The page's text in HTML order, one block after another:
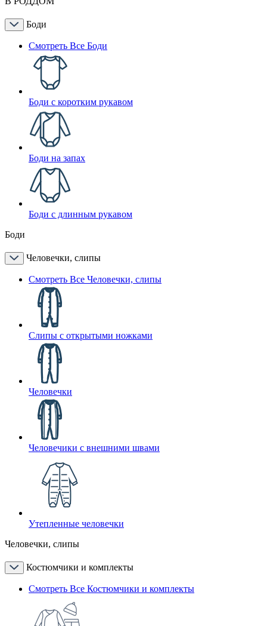
Боди
Смотреть Все Боди
Боди с коротким рукавом
Боди на запах
Боди с длинным рукавом
Боди
Человечки, слипы
Смотреть Все Человечки, слипы
Слипы с открытыми ножками
Человечки
Человечики с внешними швами
Утепленные человечки
Человечки, слипы
Костюмчики и комплекты
Смотреть Все Костюмчики и комплекты